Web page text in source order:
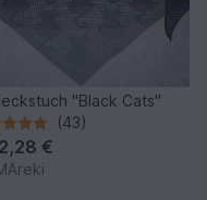
"Black Cats"
(43)
2,28 €